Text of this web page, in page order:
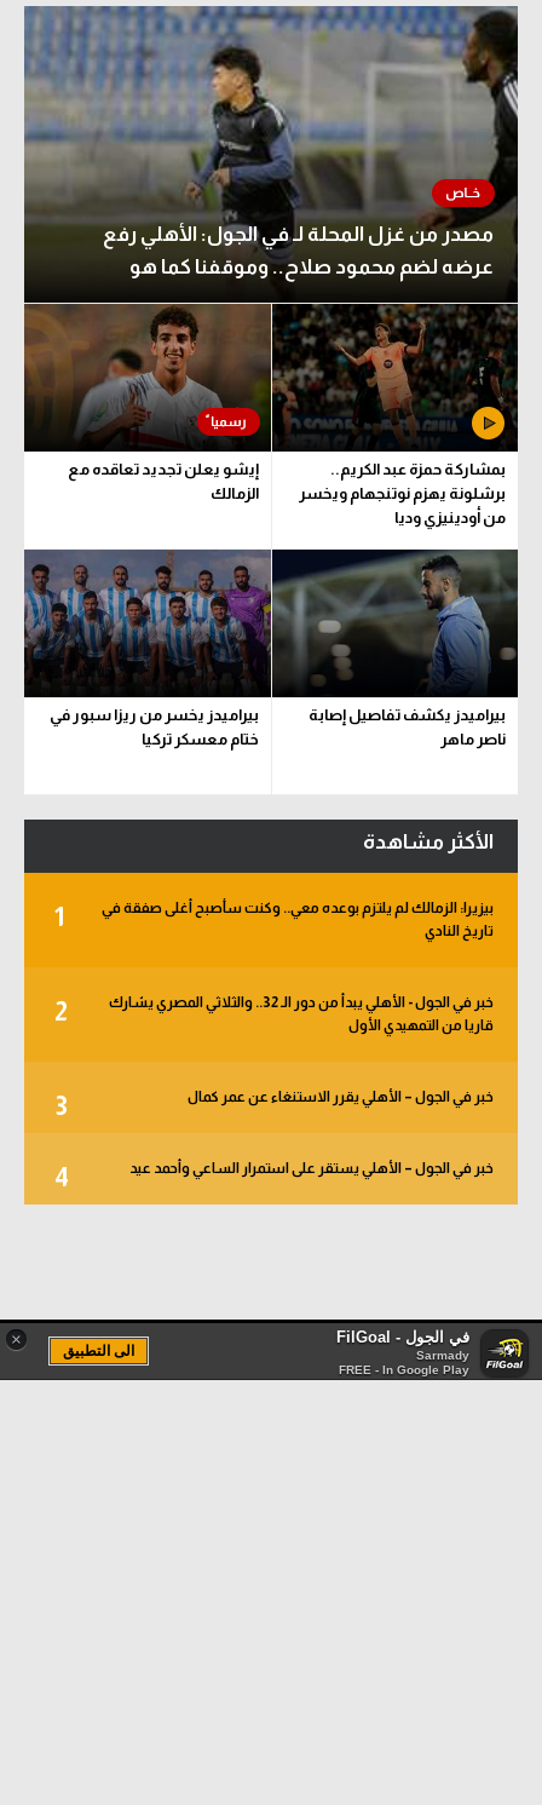
مصدر من غزل المحلة لـ في الجول: الأهلي رفع
عرضه لضم محمود صلاح.. وموقفنا كما هو
بمشاركة حمزة عبد الكريم..
برشلونة يهزم نوتنجهام ويخسر
من أودينيزي وديا
إيشو يعلن تجديد تعاقده مع
الزمالك
بيراميدز يكشف تفاصيل إصابة
ناصر ماهر
بيراميدز يخسر من ريزا سبور في
ختام معسكر تركيا
الأكثر مشاهدة
1
بيزيرا: الزمالك لم يلتزم بوعده معي.. وكنت سأصبح أغلى صفقة في
تاريخ النادي
2
خبر في الجول - الأهلي يبدأ من دور الـ 32.. والثلاثي المصري يشارك
قاريا من التمهيدي الأول
3 خبر في الجول – الأهلي يقرر الاستنغاء عن عمر كمال
4 خبر في الجول – الأهلي يستقر على استمرار الساعي وأحمد عيد
× في الجول - FilGoal
Sarmady
FREE - In Google Play
الى التطبيق